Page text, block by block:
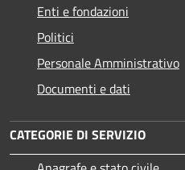
Enti e fondazioni
Politici
Personale Amministrativo
Documenti e dati
CATEGORIE DI SERVIZIO